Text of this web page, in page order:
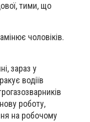
тими, що
чоловіків.
зараз у
водіїв
роботу,
на робочому